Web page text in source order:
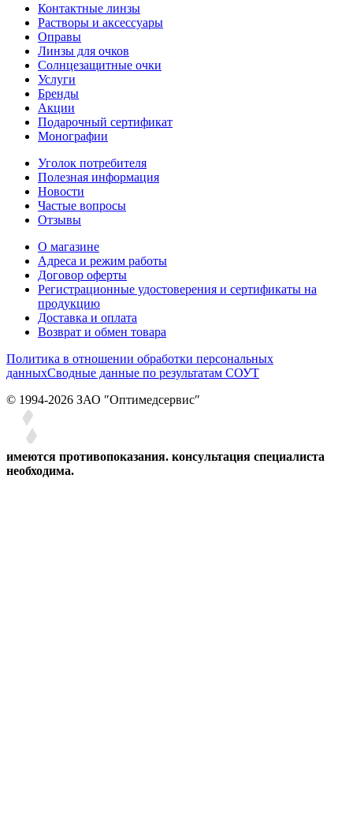
Контактные линзы
Растворы и аксессуары
Оправы
Линзы для очков
Солнцезащитные очки
Услуги
Бренды
Акции
Подарочный сертификат
Монографии
Уголок потребителя
Полезная информация
Новости
Частые вопросы
Отзывы
О магазине
Адреса и режим работы
Договор оферты
Регистрационные удостоверения и сертификаты на
продукцию
Доставка и оплата
Возврат и обмен товара
Политика в отношении обработки персональных
данныхСводные данные по результатам СОУТ
© 1994-2026 ЗАО ″Оптимедсервис″
имеются противопоказания. консультация специалиста
необходима.